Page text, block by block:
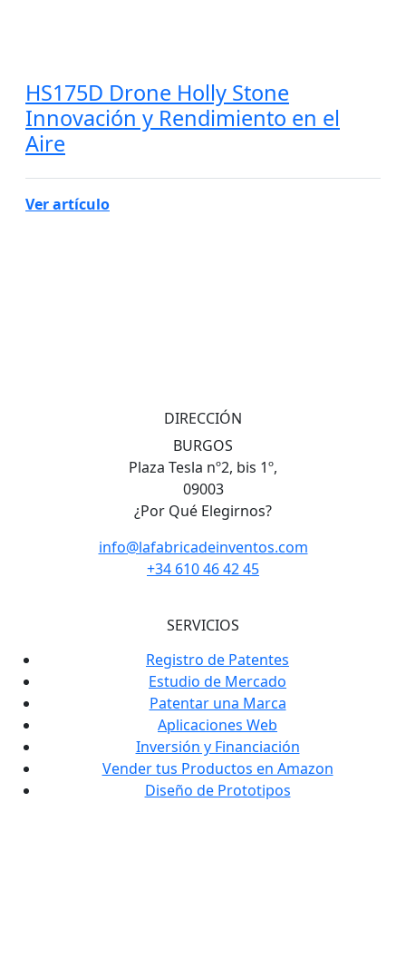
HS175D Drone Holly Stone
Innovación y Rendimiento en el
Aire
Ver artículo
DIRECCIÓN
BURGOS
Plaza Tesla nº2, bis 1º,
09003
¿Por Qué Elegirnos?
info@lafabricadeinventos.com
+34 610 46 42 45
SERVICIOS
Registro de Patentes
Estudio de Mercado
Patentar una Marca
Aplicaciones Web
Inversión y Financiación
Vender tus Productos en Amazon
Diseño de Prototipos